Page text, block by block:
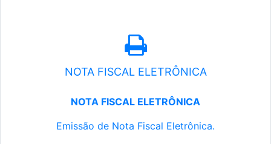
NOTA FISCAL ELETRÔNICA
NOTA FISCAL ELETRÔNICA
Emissão de Nota Fiscal Eletrônica.